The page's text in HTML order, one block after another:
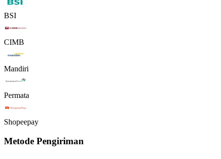
BSI
CIMB
Mandiri
Permata
Shopeepay
Metode Pengiriman